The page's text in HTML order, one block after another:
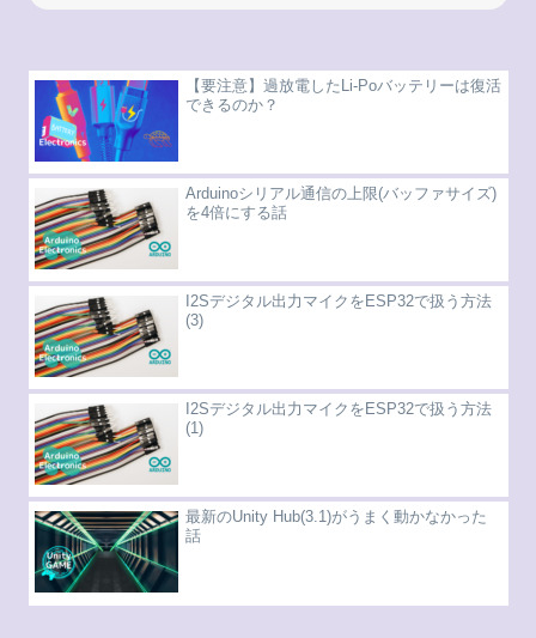
【要注意】過放電したLi-Poバッテリーは復活
できるのか？
Arduinoシリアル通信の上限(バッファサイズ)
を4倍にする話
I2Sデジタル出力マイクをESP32で扱う方法
(3)
I2Sデジタル出力マイクをESP32で扱う方法
(1)
最新のUnity Hub(3.1)がうまく動かなかった
話